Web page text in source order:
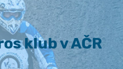
klub v AČR